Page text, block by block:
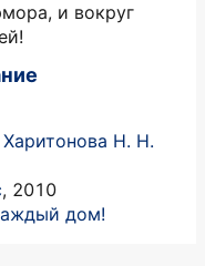
и вокруг
Харитонова Н. Н.
, 2010
дом!